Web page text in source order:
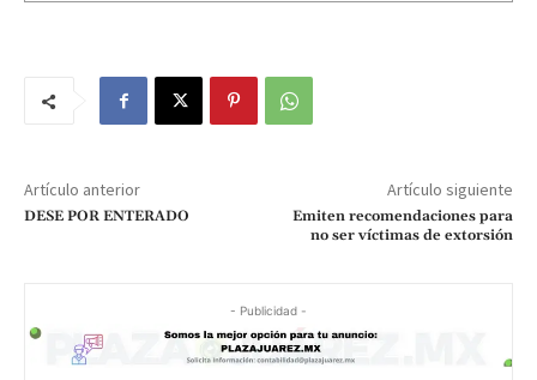
Artículo anterior
DESE POR ENTERADO
Artículo siguiente
Emiten recomendaciones para
no ser víctimas de extorsión
- Publicidad -